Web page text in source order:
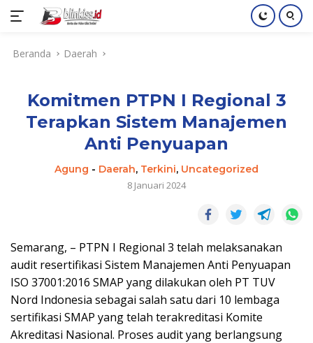
Beranda Daerah
Komitmen PTPN I Regional 3
Terapkan Sistem Manajemen
Anti Penyuapan
Agung - Daerah, Terkini, Uncategorized
8 Januari 2024
Semarang, – PTPN I Regional 3 telah melaksanakan
audit resertifikasi Sistem Manajemen Anti Penyuapan
ISO 37001:2016 SMAP yang dilakukan oleh PT TUV
Nord Indonesia sebagai salah satu dari 10 lembaga
sertifikasi SMAP yang telah terakreditasi Komite
Akreditasi Nasional. Proses audit yang berlangsung